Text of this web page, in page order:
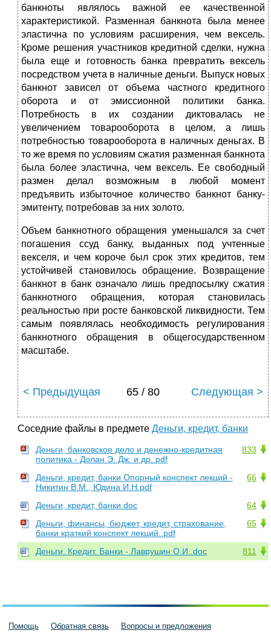
банкноты являлось важной ее каче­ственной
характеристикой. Разменная банкнота была менее
эластична по условиям расширения, чем вексель.
Кроме решения участников кре­дитной сделки, нужна
была еще и готовность банка превратить вексель
посредством учета в наличные деньги. Выпуск новых
банкнот зависел от объема частного кредитного
оборота и от эмиссионной политики банка.
Потребность в их создании диктовалась не
увеличением товаро­оборота в целом, а лишь
потребностью товарооборота в наличных день­гах. В
то же время по условиям сжатия разменная банкнота
была более эластична, чем вексель. Ее свободный
размен делал возможным в лю­бой момент
предъявить избыточное количество банкнот банку-
эмитен­ту, потребовав за них золото.
Объем банкнотного обращения уменьшался за счет
погашения ссуд банку, выданных под учтенные
векселя, и чем короче был срок этих кредитов, тем
устойчивей становилось обращение. Возвращение
банк­нот в банк означало лишь предпосылку сжатия
банкнотного обраще­ния, которая становилась
реальностью при росте банковской ликвид­ности. Тем
самым появлялась необходимость регулирования
банкнот­ного обращения в общегосударственном
масштабе.
< Предыдущая 65 / 80 Следующая >
Соседние файлы в предмете Деньги, кредит, банки
833
Деньги, банковское дело и денежно-кредитная
политика - Долан Э. Дж. и др..pdf
66
Деньги, кредит, банки Опорный конспект лекций -
Никитин В.М., Юдина И.Н.pdf
64
Деньги, кредит, банки.doc
65
Деньги, финансы, бюджет, кредит, страхование,
банки краткий конспект лекций..pdf
811
Деньги. Кредит. Банки - Лаврушин О.И..doc
Помощь Обратная связь Вопросы и предложения